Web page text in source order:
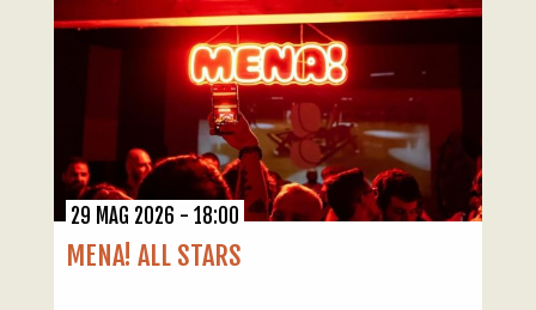
29 MAG 2026 - 18:00
MENA! ALL STARS